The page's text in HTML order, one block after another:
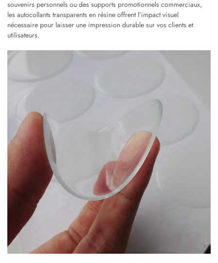
souvenirs personnels ou des supports promotionnels commerciaux,
les autocollants transparents en résine offrent l’impact visuel
nécessaire pour laisser une impression durable sur vos clients et
utilisateurs.